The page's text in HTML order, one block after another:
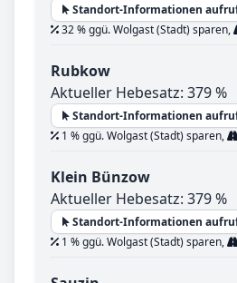
Standort-Informationen
32 % ggü. Wolgast (Stadt) sparen,
Rubkow
Aktueller Hebesatz: 379 %
Standort-Informationen
1 % ggü. Wolgast (Stadt) sparen,
Klein Bünzow
Aktueller Hebesatz: 379 %
Standort-Informationen
1 % ggü. Wolgast (Stadt) sparen,